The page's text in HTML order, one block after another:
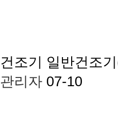
건조기 일반건조
관리자 07-10